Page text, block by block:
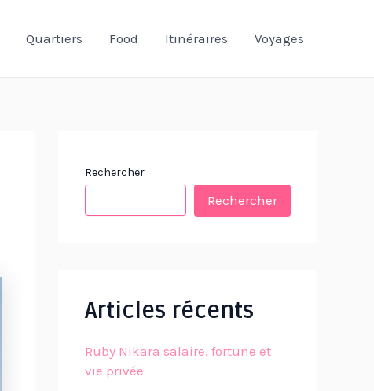
Quartiers Food Itinéraires Voyages
Rechercher
Rechercher
Articles récents
Ruby Nikara salaire, fortune et
vie privée